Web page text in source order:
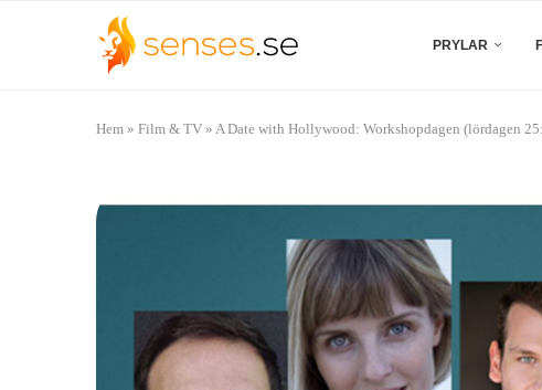
PRYLAR
Hem » Film & TV » A Date with Hollywood: Workshopdagen (lördagen